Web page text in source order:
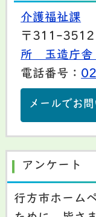
介護福祉課
〒311-3512
所 玉造庁
電話番号：
メールでお
アンケート
行方市ホーム